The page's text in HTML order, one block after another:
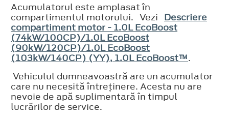
Acumulatorul este amplasat în
compartimentul motorului. Vezi Descriere
compartiment motor - 1.0L EcoBoost
(74kW/100CP)/1.0L EcoBoost
(90kW/120CP)/1.0L EcoBoost
(103kW/140CP) (YY), 1.0L EcoBoost™.
Vehiculul dumneavoastră are un acumulator
care nu necesită întreţinere. Acesta nu are
nevoie de apă suplimentară în timpul
lucrărilor de service.